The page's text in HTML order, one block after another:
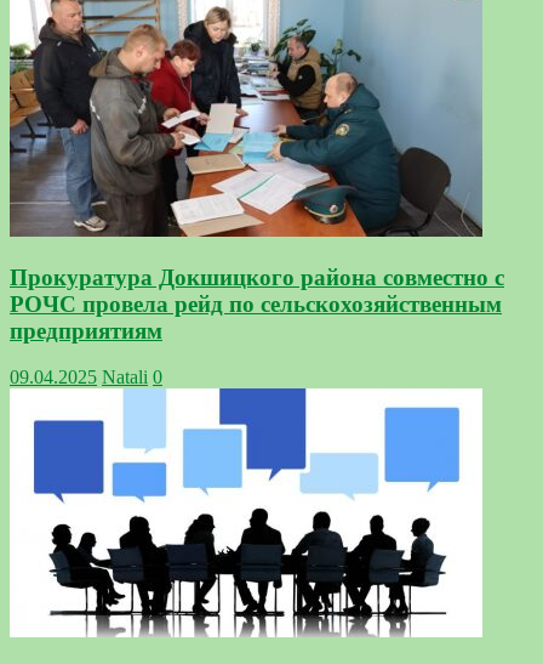
Прокуратура Докшицкого района совместно с
РОЧС провела рейд по сельскохозяйственным
предприятиям
09.04.2025 Natali 0